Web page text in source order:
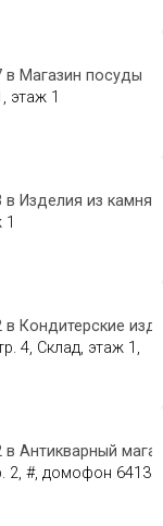
в Магазин посуды
этаж 1
в Изделия из камня
в Кондитерские
4, Склад, этаж 1,
в Антикварный
2, #, домофон 6413